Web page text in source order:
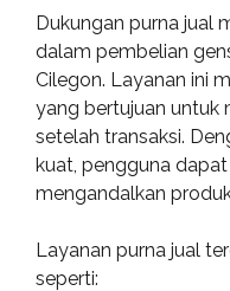
Dukungan purna jual
dalam pembelian
Cilegon. Layanan ini
yang bertujuan untuk
setelah transaksi.
kuat, pengguna
mengandalkan
Layanan purna jual
seperti: